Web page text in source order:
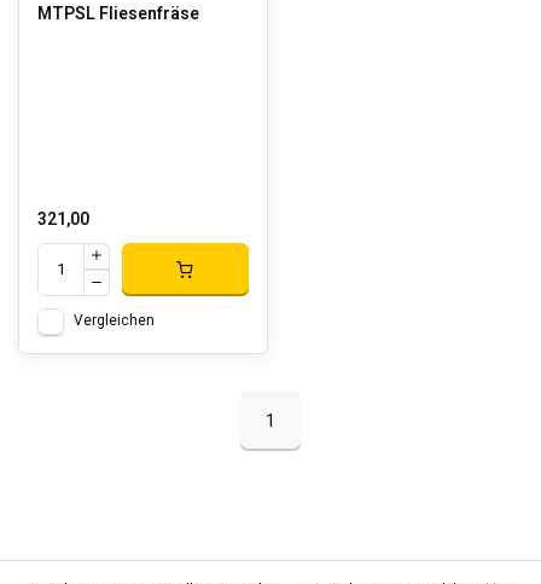
MTPSL Fliesenfräse
321,00
Vergleichen
1